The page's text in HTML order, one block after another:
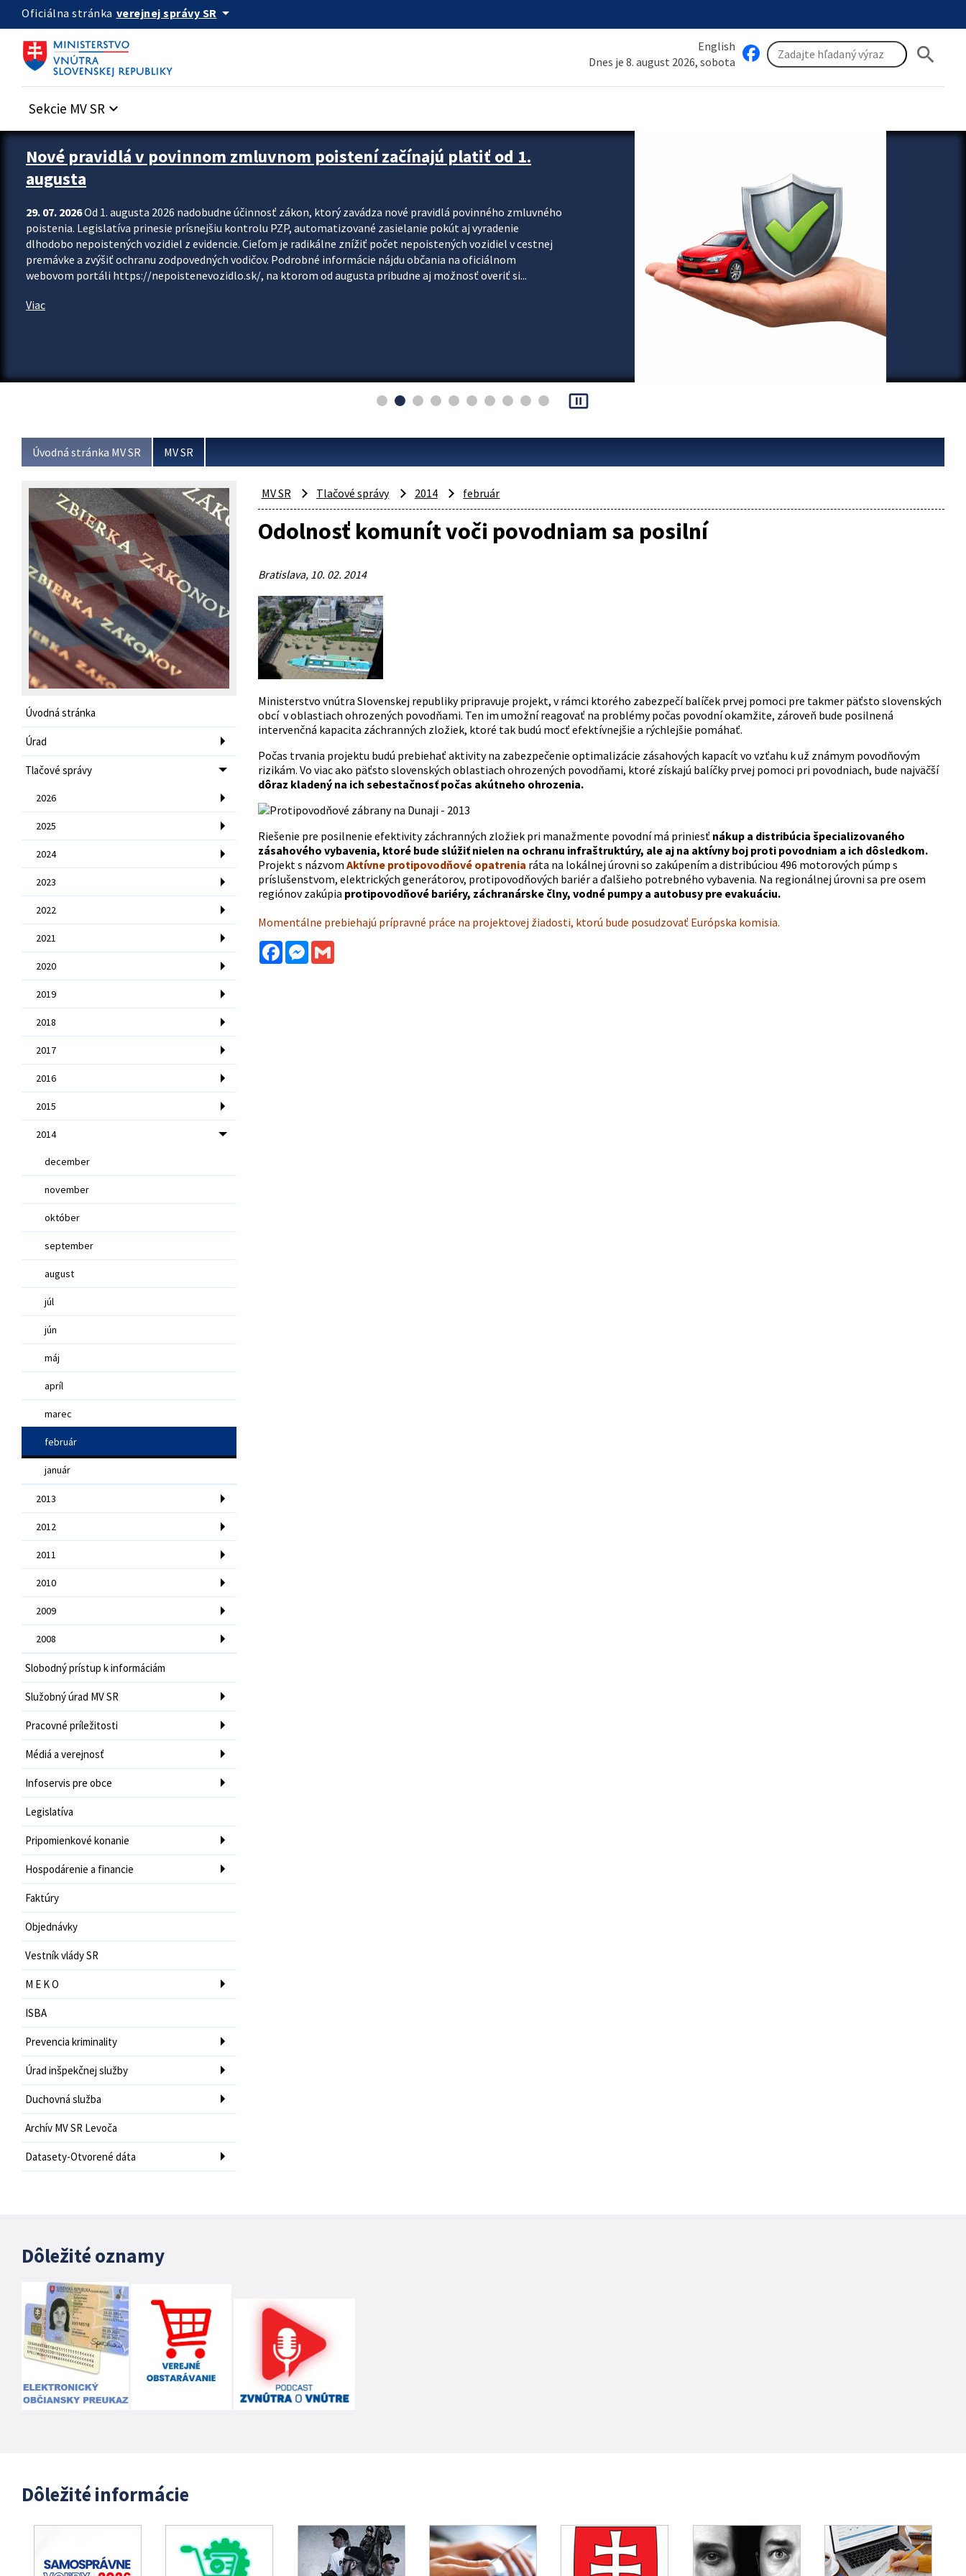
Preskocit na hlavný obsah
Oficiálna stránka verejnej správy SR arrow_drop_down
English
Dnes je 8. august 2026, sobota
search
Sekcie MV SR keyboard_arrow_down
Zastavit automatický posun upútavok
Nové pravidlá v povinnom zmluvnom poistení začínajú platiť od 1.
augusta
29. 07. 2026Od 1. augusta 2026 nadobudne účinnosť zákon, ktorý zavádza nové pravidlá povinného zmluvného
poistenia. Legislatíva prinesie prísnejšiu kontrolu PZP, automatizované zasielanie pokút aj vyradenie
dlhodobo nepoistených vozidiel z evidencie. Cieľom je radikálne znížiť počet nepoistených vozidiel v cestnej
premávke a zvýšiť ochranu zodpovedných vodičov. Podrobné informácie nájdu občania na oficiálnom
webovom portáli https://nepoistenevozidlo.sk/, na ktorom od augusta pribudne aj možnosť overiť si...
Viac
pause_presentation
Úvodná stránka MV SR MV SR
Úvodná stránka
Úrad
Tlačové správy
2026
2025
2024
2023
2022
2021
2020
2019
2018
2017
2016
2015
2014
december
november
október
september
august
júl
jún
máj
apríl
marec
február
január
2013
2012
2011
2010
2009
2008
Slobodný prístup k informáciám
Služobný úrad MV SR
Pracovné príležitosti
Médiá a verejnosť
Infoservis pre obce
Legislatíva
Pripomienkové konanie
Hospodárenie a financie
Faktúry
Objednávky
Vestník vlády SR
M E K O
ISBA
Prevencia kriminality
Úrad inšpekčnej služby
Duchovná služba
Archív MV SR Levoča
Datasety-Otvorené dáta
MV SR Tlačové správy 2014 február
Odolnosť komunít voči povodniam sa posilní
Bratislava, 10. 02. 2014
Ministerstvo vnútra Slovenskej republiky pripravuje projekt, v rámci ktorého zabezpečí balíček prvej pomoci pre takmer päťsto slovenských
obcí v oblastiach ohrozených povodňami. Ten im umožní reagovať na problémy počas povodní okamžite, zároveň bude posilnená
intervenčná kapacita záchranných zložiek, ktoré tak budú mocť efektívnejšie a rýchlejšie pomáhať.
Počas trvania projektu budú prebiehať aktivity na zabezpečenie optimalizácie zásahových kapacít vo vzťahu k už známym povodňovým
rizikám. Vo viac ako päťsto slovenských oblastiach ohrozených povodňami, ktoré získajú balíčky prvej pomoci pri povodniach, bude najväčší
dôraz kladený na ich sebestačnosť počas akútneho ohrozenia.
Riešenie pre posilnenie efektivity záchranných zložiek pri manažmente povodní má priniesť nákup a distribúcia špecializovaného
zásahového vybavenia, ktoré bude slúžiť nielen na ochranu infraštruktúry, ale aj na aktívny boj proti povodniam a ich dôsledkom.
Projekt s názvom Aktívne protipovodňové opatrenia ráta na lokálnej úrovni so zakúpením a distribúciou 496 motorových púmp s
príslušenstvom, elektrických generátorov, protipovodňových bariér a ďalšieho potrebného vybavenia. Na regionálnej úrovni sa pre osem
regiónov zakúpia protipovodňové bariéry, záchranárske člny, vodné pumpy a autobusy pre evakuáciu.
Momentálne prebiehajú prípravné práce na projektovej žiadosti, ktorú bude posudzovať Európska komisia.
FacebookMessenger
Gmail
Dôležité oznamy
Dôležité informácie